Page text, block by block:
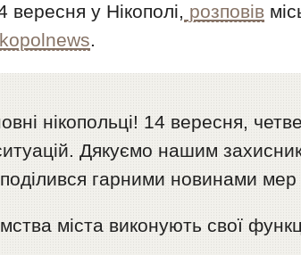
у Нікополі, розповів
.
нікопольці! 14 вересня,
Дякуємо нашим
гарними новинами мер
міста виконують свої